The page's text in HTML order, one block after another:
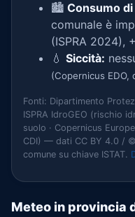
🏙️ Consumo
comunale è
(ISPRA 2024),
💧 Siccità:
(Copernicus EDO,
Fonti: Dipartimento
ISPRA IdroGEO (rischio
suolo · Copernicus
CDI) — dati CC BY 4.0 /
comune su chiave ISTAT.
Meteo in provincia